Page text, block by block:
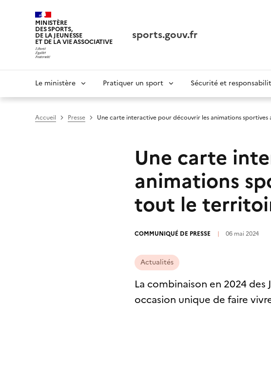
MINISTÈRE
DES SPORTS,
DE LA JEUNESSE
ET DE LA VIE ASSOCIATIVE sports.gouv.fr
Navigation
principale
Le ministère Pratiquer un sport Sécurité et
Accueil Presse Une carte interactive pour découvrir les animations
Une carte
animations
tout le
COMMUNIQUÉ DE PRESSE | 06 mai 2024
Actualités
La combinaison en 2024
occasion unique de faire